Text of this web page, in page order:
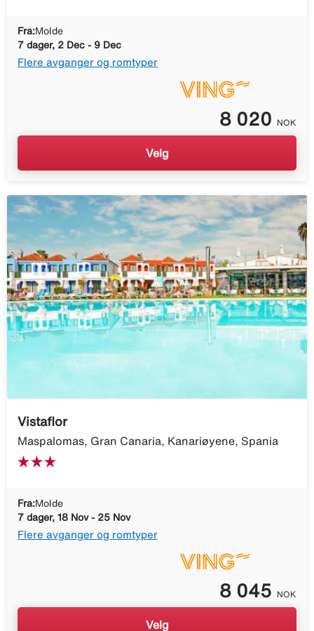
Fra:Molde
7 dager, 2 Dec - 9 Dec
Flere avganger og romtyper
8 020 NOK
Velg
Vistaflor
Maspalomas, Gran Canaria, Kanariøyene, Spania
Fra:Molde
7 dager, 18 Nov - 25 Nov
Flere avganger og romtyper
8 045 NOK
Velg